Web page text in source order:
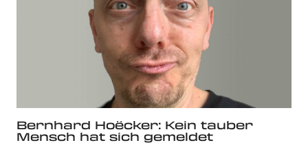
Bernhard Hoëcker: Kein tauber
Mensch hat sich gemeldet